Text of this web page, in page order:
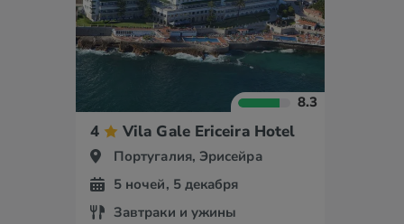
8.3
4 Vila Gale Ericeira Hotel
Португалия, Эрисейра
5 ночей, 5 декабря
Завтраки и ужины